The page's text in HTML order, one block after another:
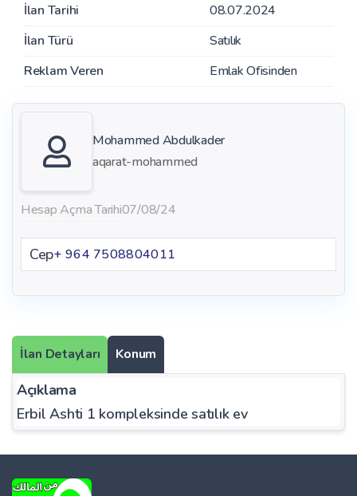
İlan Tarihi
08.07.2024
İlan Türü
Satılık
Reklam Veren
Emlak Ofisinden
Mohammed Abdulkader
aqarat-mohammed
Hesap Açma Tarihi07/08/24
Cep+ 964 7508804011
İlan Detayları Konum
Açıklama
Erbil Ashti 1 kompleksinde satılık ev